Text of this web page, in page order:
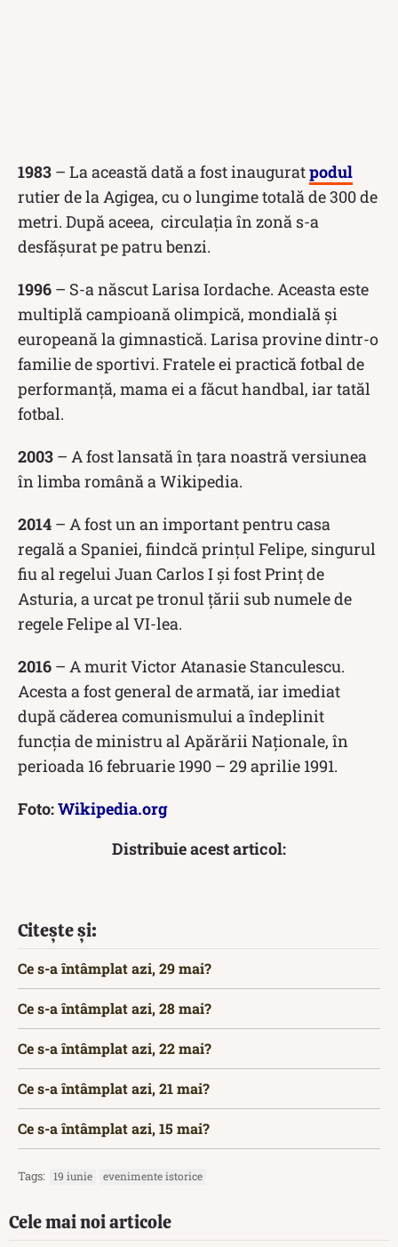
1983 – La această dată a fost inauguratpodul
rutier de la Agigea, cu o lungime totală de 300 de
metri. După aceea, circulația în zonă s-a
desfășurat pe patru benzi.
1996 – S-a născut Larisa Iordache. Aceasta este
multiplă campioană olimpică, mondială și
europeană la gimnastică. Larisa provine dintr-o
familie de sportivi. Fratele ei practică fotbal de
performanță, mama ei a făcut handbal, iar tatăl
fotbal.
2003 – A fost lansată în țara noastră versiunea
în limba română a Wikipedia.
2014 – A fost un an important pentru casa
regală a Spaniei, fiindcă prințul Felipe, singurul
fiu al regelui Juan Carlos I și fost Prinț de
Asturia, a urcat pe tronul țării sub numele de
regele Felipe al VI-lea.
2016 – A murit Victor Atanasie Stanculescu.
Acesta a fost general de armată, iar imediat
după căderea comunismului a îndeplinit
funcția de ministru al Apărării Naționale, în
perioada 16 februarie 1990 – 29 aprilie 1991.
Foto:Wikipedia.org
Distribuie acest articol:
Citește și:
Ce s-a întâmplat azi, 29 mai?
Ce s-a întâmplat azi, 28 mai?
Ce s-a întâmplat azi, 22 mai?
Ce s-a întâmplat azi, 21 mai?
Ce s-a întâmplat azi, 15 mai?
Tags: 19 iunie evenimente istorice
Cele mai noi articole